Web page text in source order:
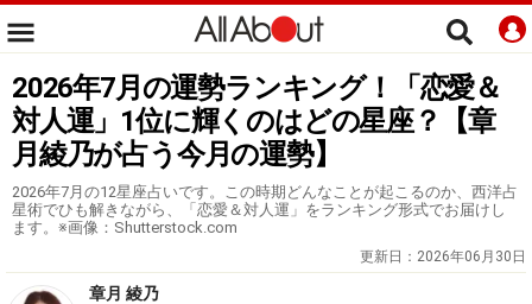
2026年7月の運勢ランキング！「恋愛＆
対人運」1位に輝くのはどの星座？【章
月綾乃が占う今月の運勢】
2026年7月の12星座占いです。この時期どんなことが起こるのか、西洋占
星術でひも解きながら、「恋愛＆対人運」をランキング形式でお届けし
ます。※画像：Shutterstock.com
更新日： 2026年06月30日
章月 綾乃